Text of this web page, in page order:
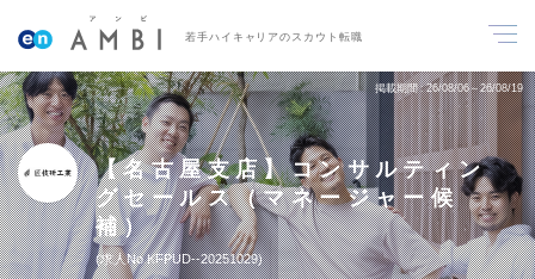
若手ハイキャリアのスカウト転職
掲載期間 26/08/06～26/08/19
【名古屋支店】コンサルティン
グセールス（マネージャー候
補）
求人No.KFPUD--20251029